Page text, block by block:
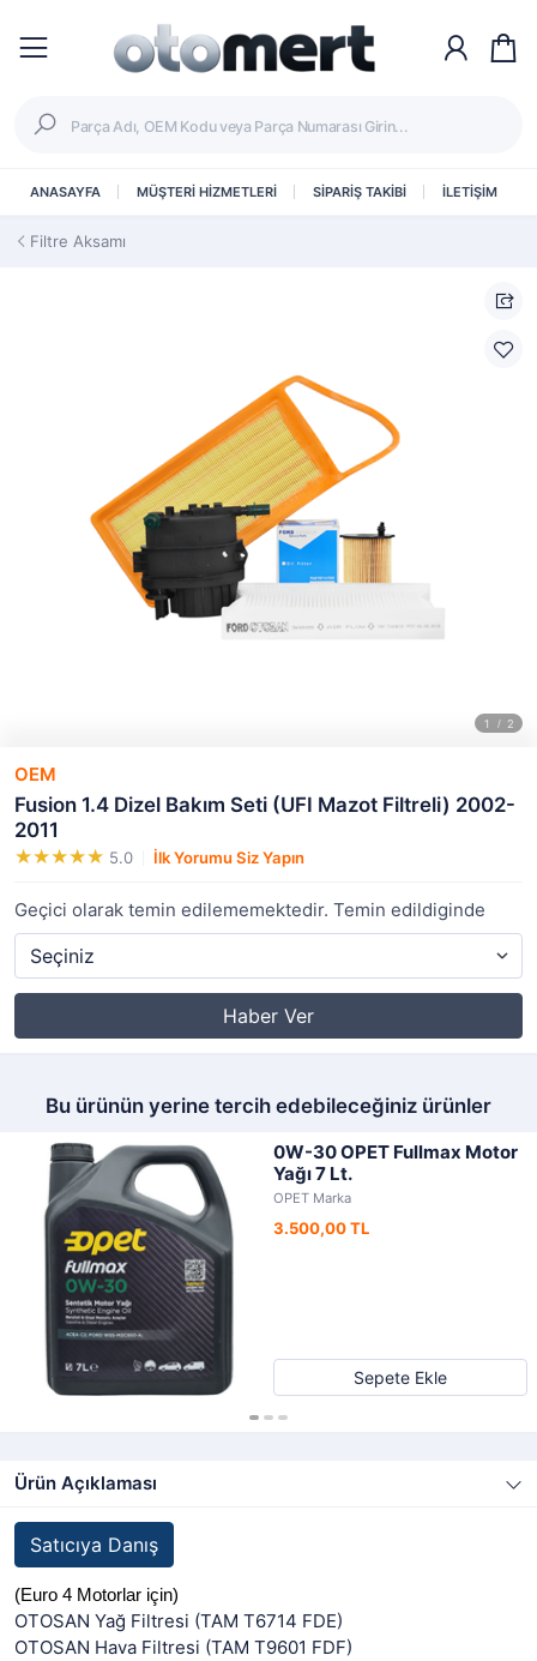
ANASAYFA MÜŞTERİ HİZMETLERİ SİPARİŞ TAKİBİ İLETİŞİM
Filtre Aksamı
OEM
Fusion 1.4 Dizel Bakım Seti (UFI Mazot Filtreli) 2002-
2011
5.0 İlk Yorumu Siz Yapın
Geçici olarak temin edilememektedir. Temin edildiginde
Haber Ver
Bu ürünün yerine tercih edebileceğiniz ürünler
0W-30 OPET Fullmax Motor
Yağı 7 Lt.
OPET Marka
3.500,00 TL
Sepete Ekle
Ürün Açıklaması
Satıcıya Danış
(Euro 4 Motorlar için)
OTOSAN Yağ Filtresi (TAM T6714 FDE)
OTOSAN Hava Filtresi (TAM T9601 FDF)